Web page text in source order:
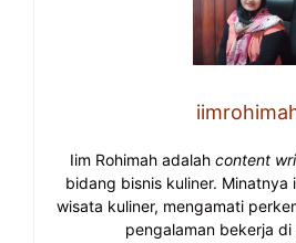
Iim Rohimah adalah content
bidang bisnis kuliner. Minatnya
wisata kuliner, mengamati
pengalaman bekerja